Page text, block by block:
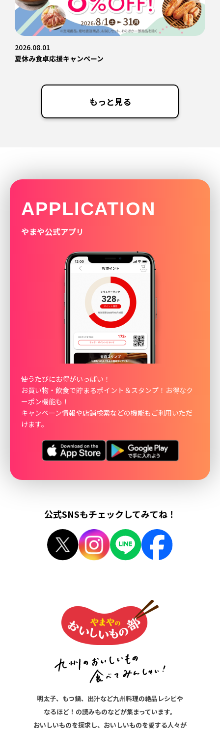
2026.08.01
夏休み食卓応援キャンペーン
もっと見る
APPLICATION
やまや公式アプリ
使うたびにお得がいっぱい！
お買い物・飲食で貯まるポイント＆スタンプ！お得なク
ーポン機能も！
キャンペーン情報や店舗検索などの機能もご利用いただ
けます。
公式SNSもチェックしてみてね！
明太子、もつ鍋、出汁など九州料理の絶品レシピや
なるほど！の読みものなどが集まっています。
おいしいものを探求し、おいしいものを愛する人々が